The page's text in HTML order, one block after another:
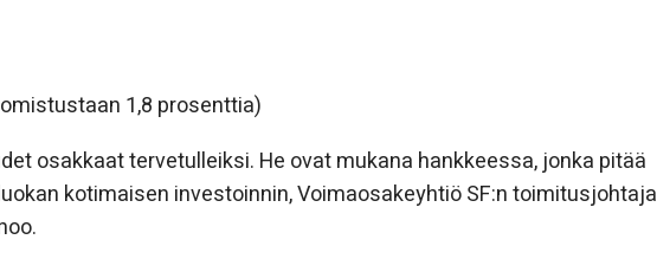
1,8 prosenttia)
osakkaat tervetulleiksi. He ovat mukana hankkeessa, jonka pitää
kotimaisen investoinnin, Voimaosakeyhtiö SF:n toimitusjohtaja